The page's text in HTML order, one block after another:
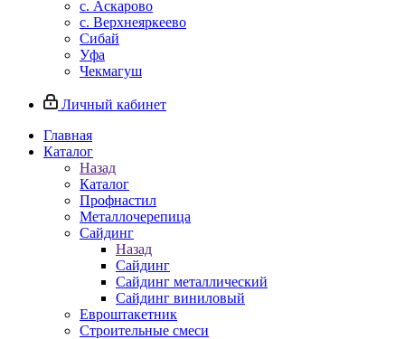
с. Аскарово
с. Верхнеяркеево
Сибай
Уфа
Чекмагуш
Личный кабинет
Главная
Каталог
Назад
Каталог
Профнастил
Металлочерепица
Сайдинг
Назад
Сайдинг
Сайдинг металлический
Сайдинг виниловый
Евроштакетник
Строительные смеси